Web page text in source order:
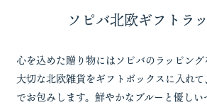
ソピバ北欧ギフトラ
心を込めた贈り物にはソピバのラッピング
大切な北欧雑貨をギフトボックスに入れ
でお包みします。鮮やかなブルーと優し